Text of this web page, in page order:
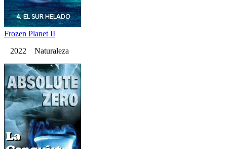
Frozen Planet II
2022 Naturaleza